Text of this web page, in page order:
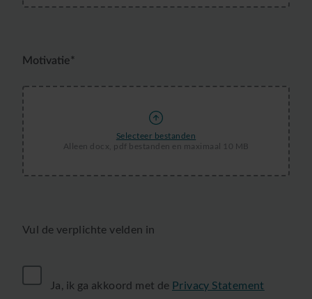
Motivatie*
Selecteer bestanden
Alleen docx, pdf bestanden en maximaal 10 MB
Vul de verplichte velden in
Ja, ik ga akkoord met de Privacy Statement